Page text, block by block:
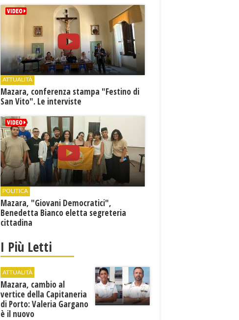
ATTUALITÀ
Mazara, conferenza stampa "Festino di
San Vito". Le interviste
POLITICA
Mazara, "Giovani Democratici",
Benedetta Bianco eletta segreteria
cittadina
I Più Letti
ATTUALITÀ
Mazara, cambio al
vertice della Capitaneria
di Porto: Valeria Gargano
è il nuovo